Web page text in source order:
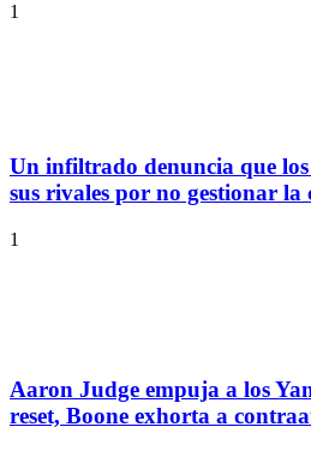
1
Un infiltrado denuncia que los
sus rivales por no gestionar la
1
Aaron Judge empuja a los
reset, Boone exhorta a